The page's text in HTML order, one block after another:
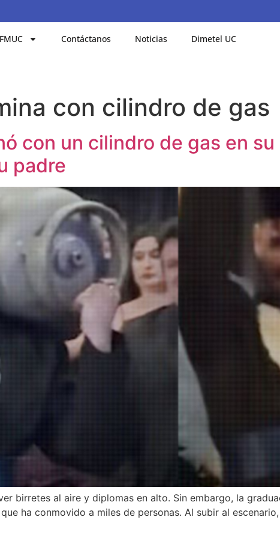
FMUC Contáctanos Noticias Dimetel UC
con cilindro de gas
con un cilindro de gas en
padre
birretes al aire y diplomas en alto. Sin embargo, la
ha conmovido a miles de personas. Al subir al